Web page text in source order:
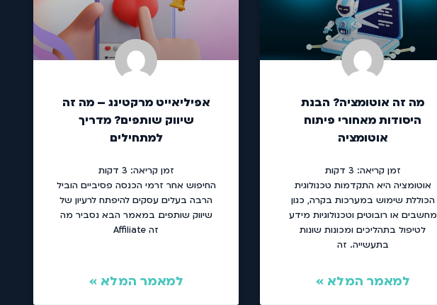
מה זה אוטומציה? הבנת
היסודות מאחורי פיתוח
אוטומציה
זמן קריאה: 3 דקות
אוטומציה היא התקדמות טכנולוגית
הכוללת שימוש במערכות בקרה, כגון
מחשבים או רובוטים, וטכנולוגיות מידע
לטיפול בתהליכים ומכונות שונות
בתעשייה. זה
למאמר המלא »
אפיליאייט מרקטינג – מה זה
שיווק שותפים? מדריך
למתחילים
זמן קריאה: 3 דקות
החיפוש אחר זרמי הכנסה פסיביים הוביל
הרבה בעלים עסקים להיפתח לרעיון של
שיווק שותפים. במאמר הבא נסביר מה
זה Affiliate
למאמר המלא »